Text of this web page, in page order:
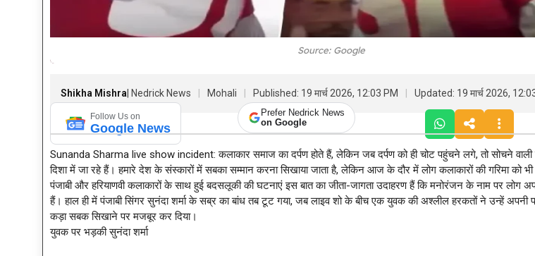
Source: Google
Shikha Mishra | Nedrick News Mohali Published: 19 मार्च 2026, 12:03 PM Updated: 19 मार्च 2026,
Follow Us on
Google News
Prefer Nedrick News
on Google
Sunanda Sharma live show incident: कलाकार समाज का दर्पण होते हैं, लेकिन जब दर्पण को ही चोट पहुंचने लगे, तो सोचने वाली
दिशा में जा रहे हैं। हमारे देश के संस्कारों में सबका सम्मान करना सिखाया जाता है, लेकिन आज के दौर में लोग कलाकारों की गरिमा को
पंजाबी और हरियाणवी कलाकारों के साथ हुई बदसलूकी की घटनाएं इस बात का जीता-जागता उदाहरण हैं कि मनोरंजन के नाम पर लोग
हैं। हाल ही में पंजाबी सिंगर सुनंदा शर्मा के सब्र का बांध तब टूट गया, जब लाइव शो के बीच एक युवक की अश्लील हरकतों ने उन्हें अपनी
कड़ा सबक सिखाने पर मजबूर कर दिया।
युवक पर भड़की सुनंदा शर्मा